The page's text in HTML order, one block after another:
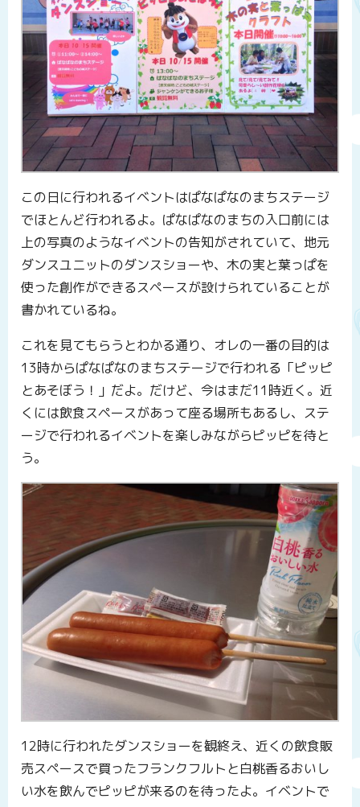
この日に行われるイベントはぱなぱなのまちステージ
でほとんど行われるよ。ぱなぱなのまちの入口前には
上の写真のようなイベントの告知がされていて、地元
ダンスユニットのダンスショーや、木の実と葉っぱを
使った創作ができるスペースが設けられていることが
書かれているね。
これを見てもらうとわかる通り、オレの一番の目的は
13時からぱなぱなのまちステージで行われる「ピッピ
とあそぼう！」だよ。だけど、今はまだ11時近く。近
くには飲食スペースがあって座る場所もあるし、ステ
ージで行われるイベントを楽しみながらピッピを待と
う。
12時に行われたダンスショーを観終え、近くの飲食販
売スペースで買ったフランクフルトと白桃香るおいし
い水を飲んでピッピが来るのを待ったよ。イベントで